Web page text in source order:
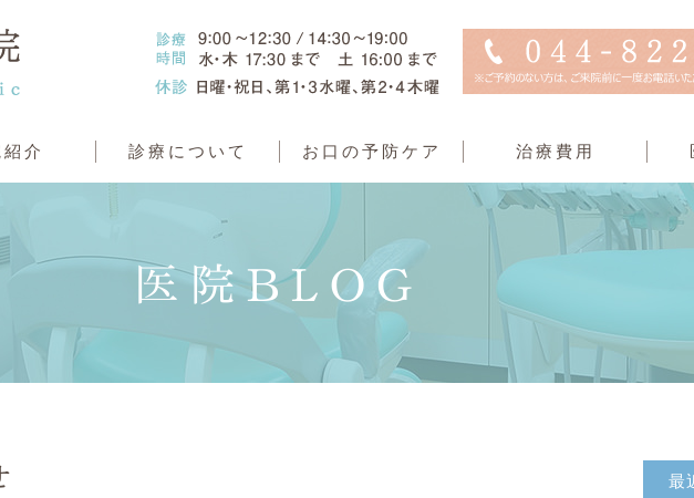
介 診療について お口の予防ケア 治療費用
医院BLOG
最